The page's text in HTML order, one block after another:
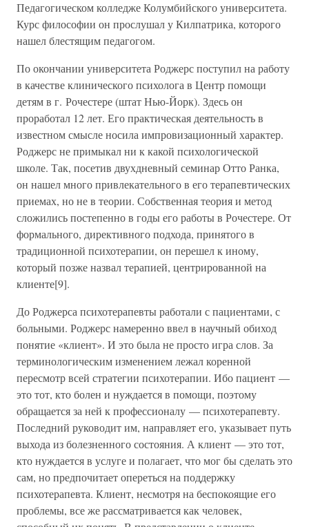
Педагогическом колледже Колумбийского университета.
Курс философии он прослушал у Килпатрика, которого
нашел блестящим педагогом.
По окончании университета Роджерс поступил на работу
в качестве клинического психолога в Центр помощи
детям в г. Рочестере (штат Нью-Йорк). Здесь он
проработал 12 лет. Его практическая деятельность в
известном смысле носила импровизационный характер.
Роджерс не примыкал ни к какой психологической
школе. Так, посетив двухдневный семинар Отто Ранка,
он нашел много привлекательного в его терапевтических
приемах, но не в теории. Собственная теория и метод
сложились постепенно в годы его работы в Рочестере. От
формального, директивного подхода, принятого в
традиционной психотерапии, он перешел к иному,
который позже назвал терапией, центрированной на
клиенте[9].
До Роджерса психотерапевты работали с пациентами, с
больными. Роджерс намеренно ввел в научный обиход
понятие «клиент». И это была не просто игра слов. За
терминологическим изменением лежал коренной
пересмотр всей стратегии психотерапии. Ибо пациент —
это тот, кто болен и нуждается в помощи, поэтому
обращается за ней к профессионалу — психотерапевту.
Последний руководит им, направляет его, указывает путь
выхода из болезненного состояния. А клиент — это тот,
кто нуждается в услуге и полагает, что мог бы сделать это
сам, но предпочитает опереться на поддержку
психотерапевта. Клиент, несмотря на беспокоящие его
проблемы, все же рассматривается как человек,